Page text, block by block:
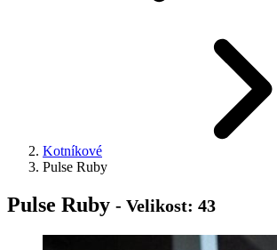
Kotníkové
Pulse Ruby
Pulse Ruby - Velikost: 43